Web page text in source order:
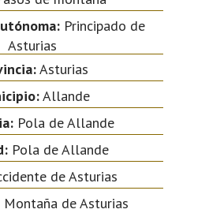
Principado de
Asturias
Asturias
Allande
Pola de Allande
Pola de Allande
de Asturias
Montaña de Asturias